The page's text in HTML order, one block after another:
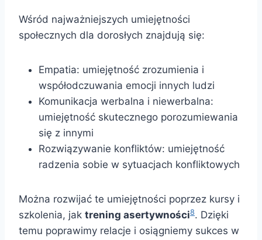
Wśród najważniejszych umiejętności
społecznych dla dorosłych znajdują się:
Empatia: umiejętność zrozumienia i
współodczuwania emocji innych ludzi
Komunikacja werbalna i niewerbalna:
umiejętność skutecznego porozumiewania
się z innymi
Rozwiązywanie konfliktów: umiejętność
radzenia sobie w sytuacjach konfliktowych
Można rozwijać te umiejętności poprzez kursy i
szkolenia, jak trening asertywności8. Dzięki
temu poprawimy relacje i osiągniemy sukces w